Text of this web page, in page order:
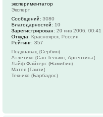
экспериментатор
Эксперт
Сообщений: 3080
Благодарностей: 10
Зарегистрирован: 20 янв 2006, 00:41
Откуда: Красноярск, Россия
Рейтинг: 357
Подунавац (Сербия)
Атлетико (Сан-Тельмо, Аргентина)
Лайф Файтерс (Намибия)
Матея (Таити)
Текнико (Барбадос)